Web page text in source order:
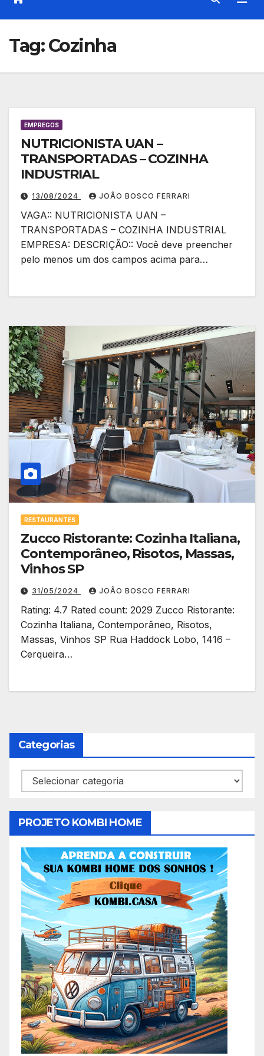
Tag:Cozinha
EMPREGOS
NUTRICIONISTA UAN –
TRANSPORTADAS – COZINHA
INDUSTRIAL
13/08/2024 JOÃO BOSCO FERRARI
VAGA:: NUTRICIONISTA UAN –
TRANSPORTADAS – COZINHA INDUSTRIAL
EMPRESA: DESCRIÇÃO:: Você deve preencher
pelo menos um dos campos acima para…
RESTAURANTES
Zucco Ristorante: Cozinha Italiana,
Contemporâneo, Risotos, Massas,
Vinhos SP
31/05/2024 JOÃO BOSCO FERRARI
Rating: 4.7 Rated count: 2029 Zucco Ristorante:
Cozinha Italiana, Contemporâneo, Risotos,
Massas, Vinhos SP Rua Haddock Lobo, 1416 –
Cerqueira…
Categorias
Categorias
PROJETO KOMBI HOME